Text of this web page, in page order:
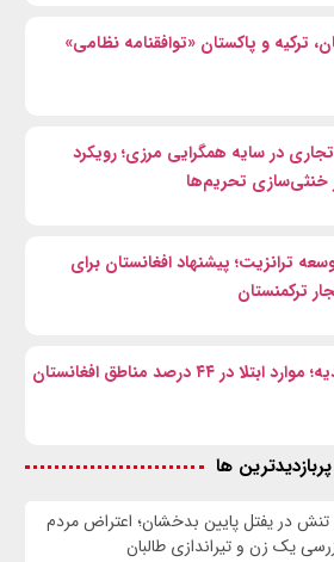
ترکیه و پاکستان «توافقنامه نظامی»
در سایه همگرایی مرزی؛ رویکرد
خنثی‌سازی تحریم‌ها
ترانزیت؛ پیشنهاد افغانستان برای
افزایش نگران‌کننده سوءتغذیه؛ موارد ابتلا در ۴۴ درصد مناطق افغانستان
پربازدیدترین ها
تنش در یفتل پایین بدخشان؛ اعتراض مردم
یک زن و تیراندازی طالبان